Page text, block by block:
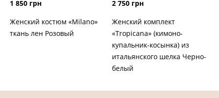
1 850 грн
Женский костюм «Milano»
ткань лен Розовый
2 750 грн
Женский комплект
«Tropicana» (кимоно-
купальник-косынка) из
итальянского шелка Черно-
белый